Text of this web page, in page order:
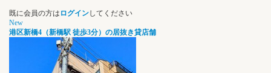
既に会員の方は ログインしてください
New
港区新橋4（新橋駅 徒歩3分）の居抜き貸店舗